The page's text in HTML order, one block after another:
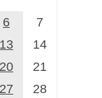
6
7
13
14
20
21
27
28